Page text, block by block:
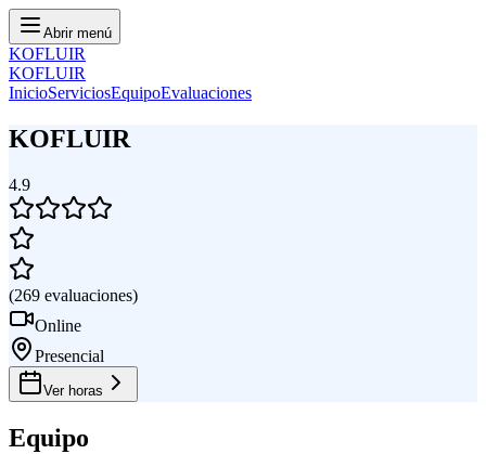
Abrir menú
KOFLUIR
KOFLUIR
InicioServiciosEquipoEvaluaciones
KOFLUIR
4.9
(269 evaluaciones)
Online
Presencial
Ver horas
Equipo